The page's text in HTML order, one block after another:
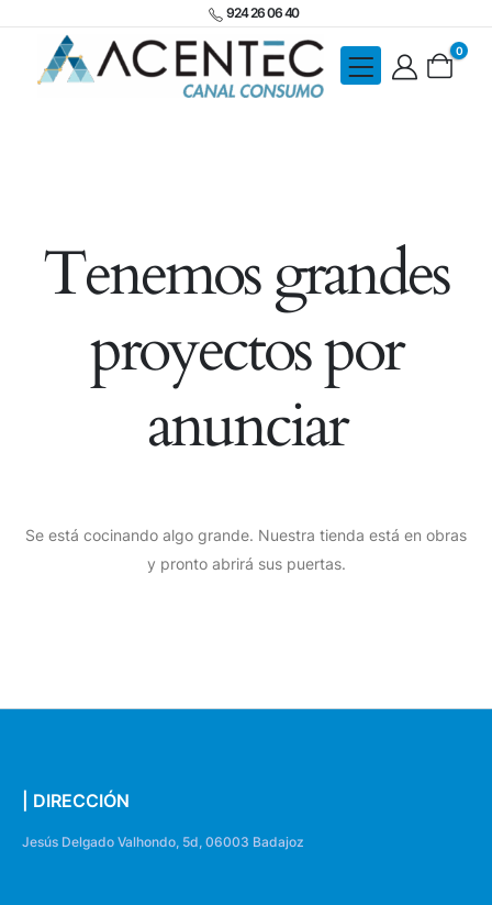
924 26 06 40
0
Tenemos grandes
proyectos por
anunciar
Se está cocinando algo grande. Nuestra tienda está en obras
y pronto abrirá sus puertas.
| DIRECCIÓN
Jesús Delgado Valhondo, 5d, 06003 Badajoz